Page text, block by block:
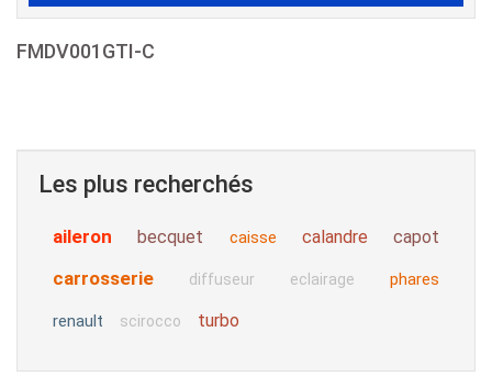
FMDV001GTI-C
Les plus recherchés
aileron becquet caisse calandre capot
carrosserie diffuseur eclairage phares
renault scirocco turbo